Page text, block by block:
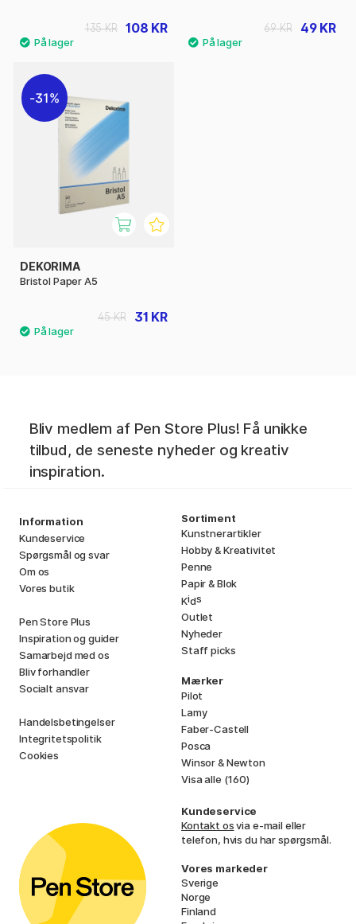
108 KR
135 KR 49 KR
69 KR
31%
DEKORIMA
Bristol Paper A5
31 KR
45 KR
Bliv medlem af Pen Store Plus! Få unikke
tilbud, de seneste nyheder og kreativ
inspiration.
Information
Kundeservice
Spørgsmål og svar
Om os
Vores butik
Pen Store Plus
Inspiration og guider
Samarbejd med os
Bliv forhandler
Socialt ansvar
Handelsbetingelser
Integritetspolitik
Cookies
Sortiment
Kunstnerartikler
Hobby & Kreativitet
Penne
Papir & Blok
Kids
Outlet
Nyheder
Staff picks
Mærker
Pilot
Lamy
Faber-Castell
Posca
Winsor & Newton
Visa alle (160)
Kundeservice
Kontakt osvia e-mail eller
telefon, hvis du har spørgsmål.
Vores markeder
Sverige
Norge
Finland